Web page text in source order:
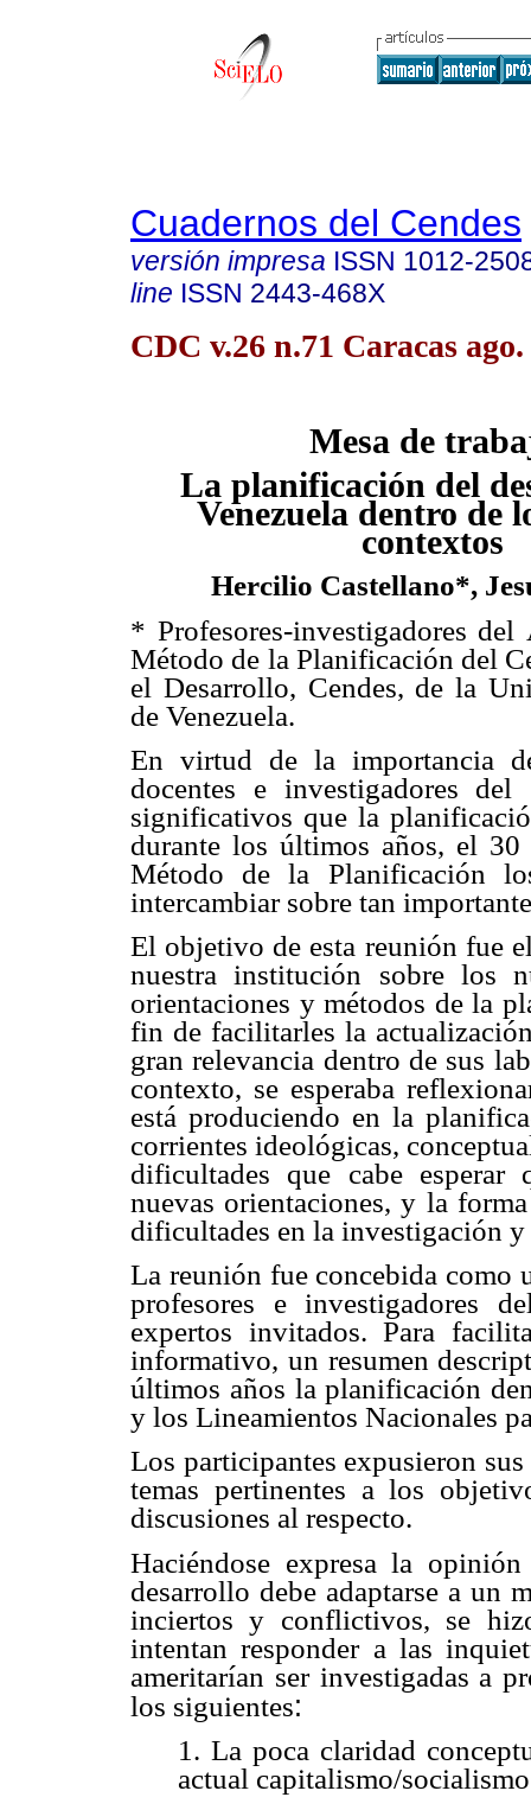
Cuadernos del Cendes
versión impresa ISSN 1012-
line ISSN 2443-468X
CDC v.26 n.71 Caracas ago.
Mesa de
La planificación del
Venezuela dentro de
contextos
Hercilio Castellano*,
* Profesores-investigadores del
Método de la Planificación del
el Desarrollo, Cendes, de la
de Venezuela.
En virtud de la importancia
docentes e investigadores
significativos que la
durante los últimos años, el
Método de la Planificación
intercambiar sobre tan
El objetivo de esta reunión fue
nuestra institución sobre los
orientaciones y métodos de la
fin de facilitarles la
gran relevancia dentro de sus
contexto, se esperaba
está produciendo en la
corrientes ideológicas,
dificultades que cabe esperar
nuevas orientaciones, y la
dificultades en la investigación
La reunión fue concebida como
profesores e investigadores
expertos invitados. Para
informativo, un resumen
últimos años la planificación
y los Lineamientos Nacionales
Los participantes expusieron
temas pertinentes a los
discusiones al respecto.
Haciéndose expresa la
desarrollo debe adaptarse a un
inciertos y conflictivos, se
intentan responder a las
ameritarían ser investigadas a
los siguientes:
1. La poca claridad
actual capitalismo/